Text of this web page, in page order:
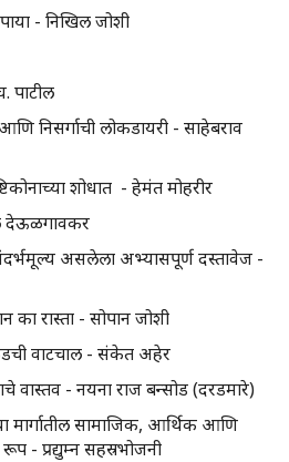
पाया - निखिल जोशी
पाटील
निसर्गाची लोकडायरी - साहेबराव
शोधात - हेमंत मोहरीर
देऊळगावकर
असलेला अभ्यासपूर्ण दस्तावेज -
रास्ता - सोपान जोशी
वाटचाल - संकेत अहेर
वास्तव - नयना राज बन्सोड (दरडमारे)
मार्गातील सामाजिक, आर्थिक आणि
- प्रद्युम्न सहस्रभोजनी